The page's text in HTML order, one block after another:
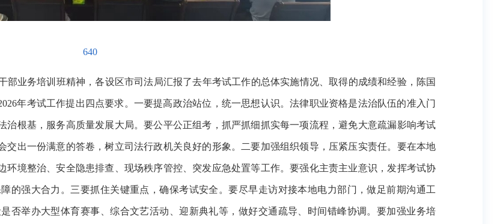
640
业务培训班精神，各设区市司法局汇报了去年考试工作的总体实施情况、取得的成绩和经验，陈国
年考试工作提出四点要求。一要提高政治站位，统一思想认识。法律职业资格是法治队伍的准入门
根基，服务高质量发展大局。要公平公正组考，抓严抓细抓实每一项流程，避免大意疏漏影响考试
出一份满意的答卷，树立司法行政机关良好的形象。二要加强组织领导，压紧压实责任。要在本地
境整治、安全隐患排查、现场秩序管控、突发应急处置等工作。要强化主责主业意识，发挥考试协
的强大合力。三要抓住关键重点，确保考试安全。要尽早走访对接本地电力部门，做足前期沟通工
否举办大型体育赛事、综合文艺活动、迎新典礼等，做好交通疏导、时间错峰协调。要加强业务培